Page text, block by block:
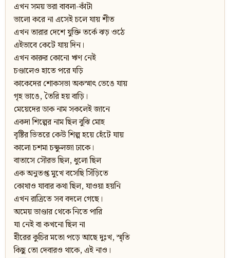
এখন সময় ভরা বাবলা-কাঁটা
ভালো করে না এসেই চলে যায় শীত
এখন তারার দেশে যুক্তি তর্কে ঝড় ওঠে
এইভাবে কেটে যায় দিন।
এখন কারুর কোনো ঋণ নেই
চণ্ডালেও হাতে পরে ঘড়ি
কাকেদের শোকসভা অকস্মাৎ ভেঙে যায়
গৃহ ভাঙে, তৈরি হয় বাড়ি।
মেয়েদের ডাক নাম সকলেই জানে
একদা শিল্পের নাম ছিল বুঝি মোহ
বৃষ্টির ভিতরে কেউ শিল্প হয়ে হেঁটে যায়
কালো চশমা চক্ষুলজা ঢাকে।
বাতাসে সৌরভ ছিল, ধুলো ছিল
এক অনুতপ্ত মুখে বসেছি সিঁড়িতে
কোথাও যাবার কথা ছিল, যাওয়া হয়নি
এখন রাত্ৰিতে সব বদলে গেছে।
অমেয় ভাণ্ডার থেকে নিতে পারি
যা নেই বা কখনো ছিল না
হীরের কুচির মতো পড়ে আছে দুঃখ, স্মৃতি
কিছু তো দেবারও থাকে, এই নাও।